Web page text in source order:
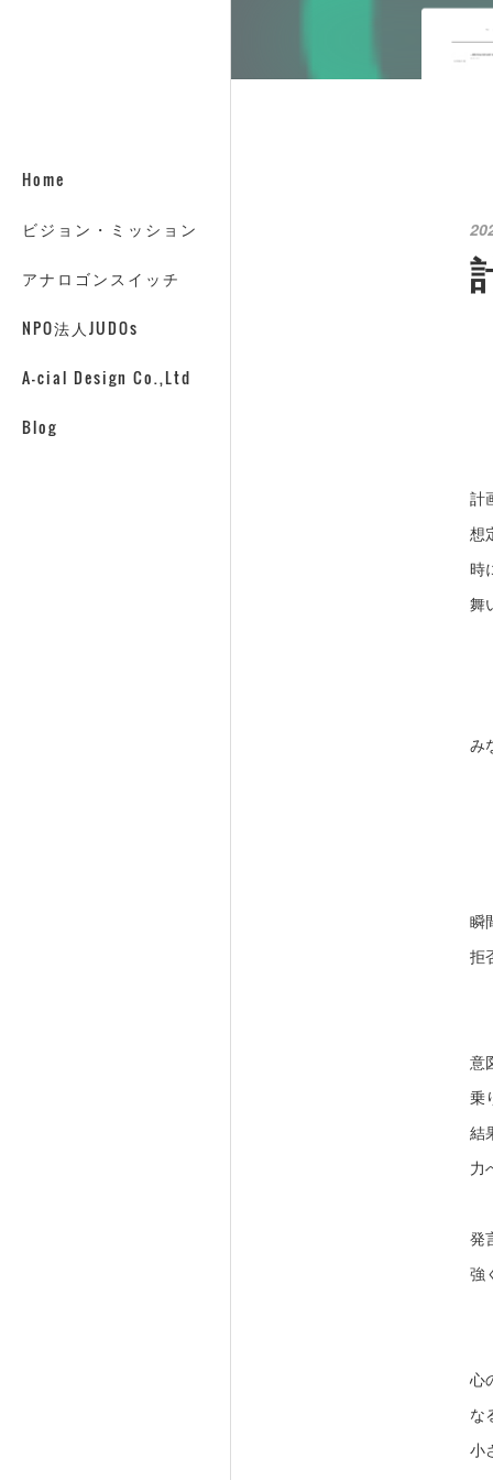
Home
ビジョン・ミッション
アナロゴンスイッチ
NPO法人JUDOs
A-cial Design Co.,Ltd
Blog
計
想
時
舞
み
瞬
拒
意
乗
結
力
発
強
心
な
小